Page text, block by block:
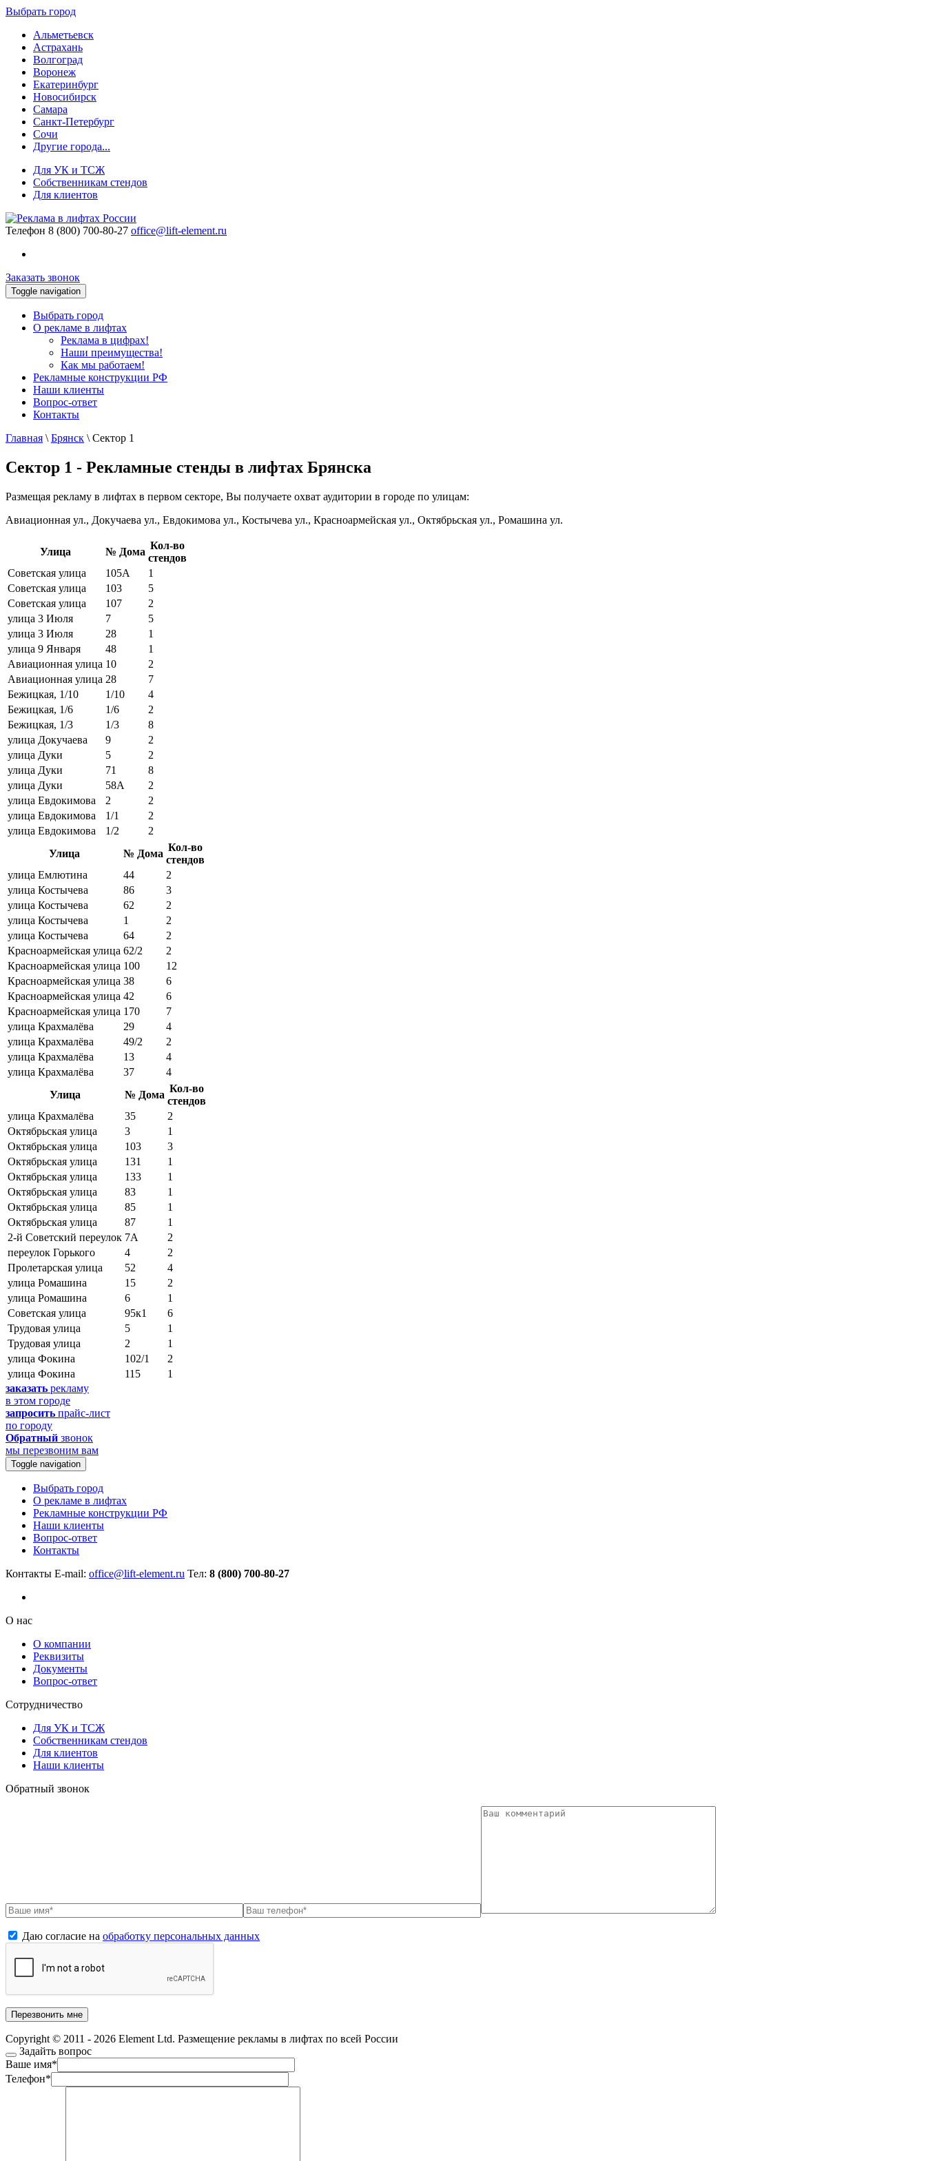
Выбрать город
Альметьевск
Астрахань
Волгоград
Воронеж
Екатеринбург
Новосибирск
Самара
Санкт-Петербург
Сочи
Другие города...
Для УК и ТСЖ
Собственникам стендов
Для клиентов
Телефон 8 (800) 700-80-27 office@lift-element.ru
Заказать звонок
Toggle navigation
Выбрать город
О рекламе в лифтах
Реклама в цифрах!
Наши преимущества!
Как мы работаем!
Рекламные конструкции РФ
Наши клиенты
Вопрос-ответ
Контакты
Главная \ Брянск \ Сектор 1
Сектор 1 - Рекламные стенды в лифтах Брянска
Размещая рекламу в лифтах в первом секторе, Вы получаете охват аудитории в городе по улицам:
Авиационная ул., Докучаева ул., Евдокимова ул., Костычева ул., Красноармейская ул., Октябрьская ул., Ромашина ул.
Улица № Дома
Кол-во
стендов
Советская улица
105А
1
Советская улица
103
5
Советская улица
107
2
улица 3 Июля
7
5
улица 3 Июля
28
1
улица 9 Января
48
1
Авиационная улица 10
2
Авиационная улица 28
7
Бежицкая, 1/10
1/10
4
Бежицкая, 1/6
1/6
2
Бежицкая, 1/3
1/3
8
улица Докучаева
9
2
улица Дуки
5
2
улица Дуки
71
8
улица Дуки
58А
2
улица Евдокимова
2
2
улица Евдокимова
1/1
2
улица Евдокимова
1/2
2
Улица
№ Дома
Кол-во
стендов
улица Емлютина
44
2
улица Костычева
86
3
улица Костычева
62
2
улица Костычева
1
2
улица Костычева
64
2
Красноармейская улица 62/2
2
Красноармейская улица 100
12
Красноармейская улица 38
6
Красноармейская улица 42
6
Красноармейская улица 170
7
улица Крахмалёва
29
4
улица Крахмалёва
49/2
2
улица Крахмалёва
13
4
улица Крахмалёва
37
4
Улица
№ Дома
Кол-во
стендов
улица Крахмалёва
35
2
Октябрьская улица
3
1
Октябрьская улица
103
3
Октябрьская улица
131
1
Октябрьская улица
133
1
Октябрьская улица
83
1
Октябрьская улица
85
1
Октябрьская улица
87
1
2-й Советский переулок 7А
2
переулок Горького
4
2
Пролетарская улица
52
4
улица Ромашина
15
2
улица Ромашина
6
1
Советская улица
95к1
6
Трудовая улица
5
1
Трудовая улица
2
1
улица Фокина
102/1
2
улица Фокина
115
1
заказать рекламу
в этом городе
запросить прайс-лист
по городу
Обратный звонок
мы перезвоним вам
Toggle navigation
Выбрать город
О рекламе в лифтах
Рекламные конструкции РФ
Наши клиенты
Вопрос-ответ
Контакты
Контакты E-mail: office@lift-element.ru Тел: 8 (800) 700-80-27
О нас
О компании
Реквизиты
Документы
Вопрос-ответ
Сотрудничество
Для УК и ТСЖ
Собственникам стендов
Для клиентов
Наши клиенты
Обратный звонок
Даю согласие на обработку персональных данных
Copyright © 2011 - 2026 Element Ltd. Размещение рекламы в лифтах по всей России
Задайть вопрос
Ваше имя*
Телефон*